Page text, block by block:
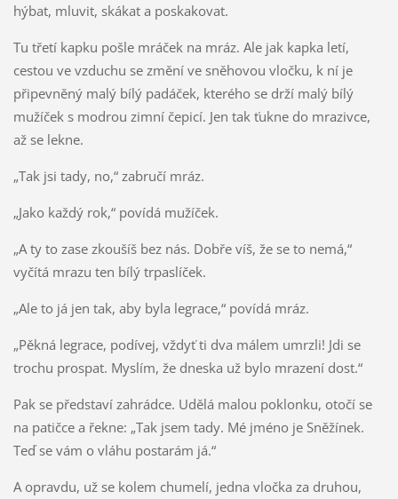
hýbat, mluvit, skákat a poskakovat.
Tu třetí kapku pošle mráček na mráz. Ale jak kapka letí,
cestou ve vzduchu se změní ve sněhovou vločku, k ní je
připevněný malý bílý padáček, kterého se drží malý bílý
mužíček s modrou zimní čepicí. Jen tak ťukne do mrazivce,
až se lekne.
„Tak jsi tady, no,“ zabručí mráz.
„Jako každý rok,“ povídá mužíček.
„A ty to zase zkoušíš bez nás. Dobře víš, že se to nemá,“
vyčítá mrazu ten bílý trpaslíček.
„Ale to já jen tak, aby byla legrace,“ povídá mráz.
„Pěkná legrace, podívej, vždyť ti dva málem umrzli! Jdi se
trochu prospat. Myslím, že dneska už bylo mrazení dost.“
Pak se představí zahrádce. Udělá malou poklonku, otočí se
na patičce a řekne: „Tak jsem tady. Mé jméno je Sněžínek.
Teď se vám o vláhu postarám já.“
A opravdu, už se kolem chumelí, jedna vločka za druhou,